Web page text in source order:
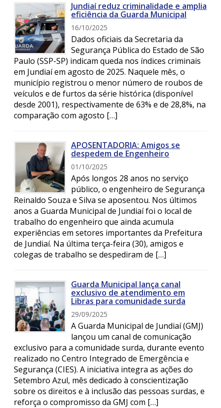
Jundiaí reduz criminalidade e amplia
eficiência da Guarda Municipal
16/10/2025
Dados oficiais da Secretaria da
Segurança Pública do Estado de São
Paulo (SSP-SP) indicam queda nos índices criminais
em Jundiaí em agosto de 2025. Naquele mês, o
município registrou o menor número de roubos de
veículos e de furtos da série histórica (disponível
desde 2001), respectivamente de 63% e de 28,8%, na
comparação com agosto […]
APOSENTADORIA: Amigos se
despedem de Engenheiro
01/10/2025
Após longos 28 anos no serviço
público, o engenheiro de Segurança
Reinaldo Souza e Silva se aposentou. Nos últimos
anos a Guarda Municipal de Jundiaí foi o local de
trabalho do engenheiro que ainda acumula
experiências em setores importantes da Prefeitura
de Jundiaí. Na última terça-feira (30), amigos e
colegas de trabalho se despediram de […]
Guarda Municipal lança canal
exclusivo de atendimento em
Libras para comunidade surda
29/09/2025
A Guarda Municipal de Jundiaí (GMJ)
lançou um canal de comunicação
exclusivo para a comunidade surda, durante evento
realizado no Centro Integrado de Emergência e
Segurança (CIES). A iniciativa integra as ações do
Setembro Azul, mês dedicado à conscientização
sobre os direitos e à inclusão das pessoas surdas, e
reforça o compromisso da GMJ com […]